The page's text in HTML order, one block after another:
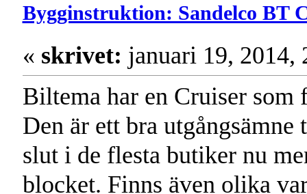
Bygginstruktion: Sandelco BT
« skrivet: januari 19, 2014,
Biltema har en Cruiser som
Den är ett bra
slut i de flesta butiker nu
blocket. Finns även olika